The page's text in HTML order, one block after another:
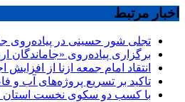
اخبار مرتبط
تجلی شور حسینی در پیاده‌روی
برگزاری پیاده‌روی «جاماندگان
انتقاد امام جمعه ازنا از افزایش
تاکید بر تسریع پروژه‌های آب و
با کسب دو سکوی نخست استان